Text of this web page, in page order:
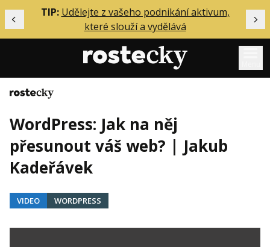
Předchozí
TIP: Udělejte z vašeho podnikání aktivum,
které slouží a vydělává
Mentoring
Podcasty
Solo
Akce
O mně
Domů
WordPress: Jak na něj
přesunout váš web? | Jakub
Kadeřávek
VIDEO WORDPRESS